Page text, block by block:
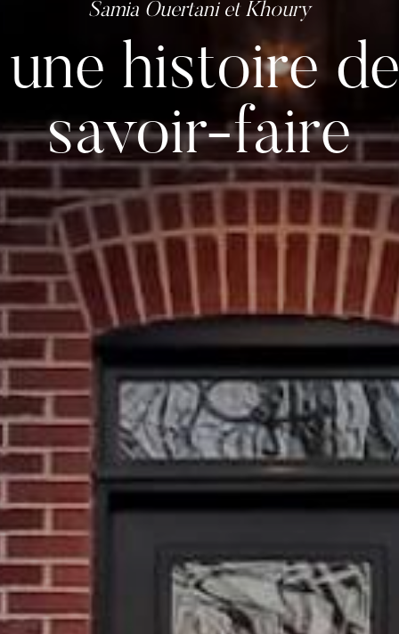
une histoire
savoir-faire